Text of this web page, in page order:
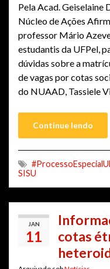
Pela Acad.
Núcleo de Ações
professor Mário
estudantis da UFPel,
dúvidas sobre a
de vagas por cotas
do NUAAD, Tassiele
Continue lendo
SISU
JAN
11
cotas